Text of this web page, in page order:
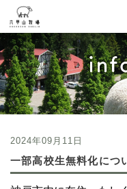
2024年09月11日
一部高校生無料化につ